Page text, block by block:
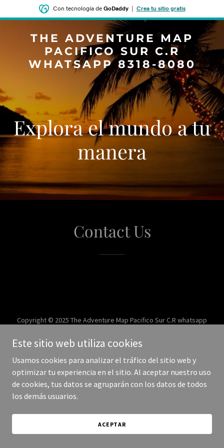
Con tecnología de GoDaddy| Crea tu sitio gratis
THE ADVENTURE MAP
PACIFICO SUR C.R
WHATSAPP 8318-8080
Explora el mundo a tu
manera
Contact Us
Copyright © 2025 The Adventure Map Pacifico Sur C.R whatsapp
Este sitio web utiliza cookies
Usamos cookies para analizar el tráfico del sitio web y
optimizar tu experiencia en el sitio. Al aceptar nuestro uso
de cookies, tus datos se agruparán con los datos de todos
los demás usuarios.
ACEPTAR